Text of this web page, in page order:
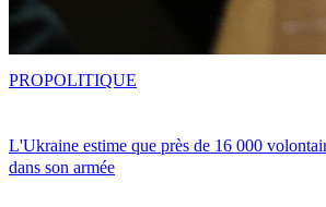
L'Ukraine estime que près de 16 000
dans son armée
PROPOLITIQUE